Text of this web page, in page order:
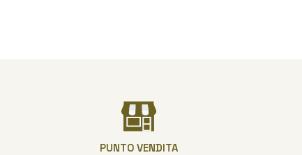
PUNTO VENDITA